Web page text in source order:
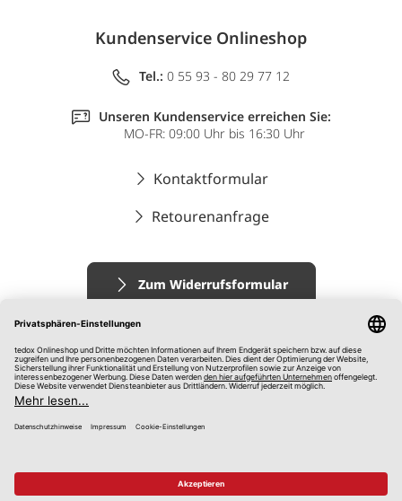
Kundenservice Onlineshop
Tel.: 0 55 93 - 80 29 77 12
Unseren Kundenservice erreichen Sie:
MO-FR: 09:00 Uhr bis 16:30 Uhr
Kontaktformular
Retourenanfrage
Zum Widerrufsformular
Impressum
AGB
Datenschutz
Hinweisgebersystem